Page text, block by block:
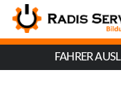
FAHRER